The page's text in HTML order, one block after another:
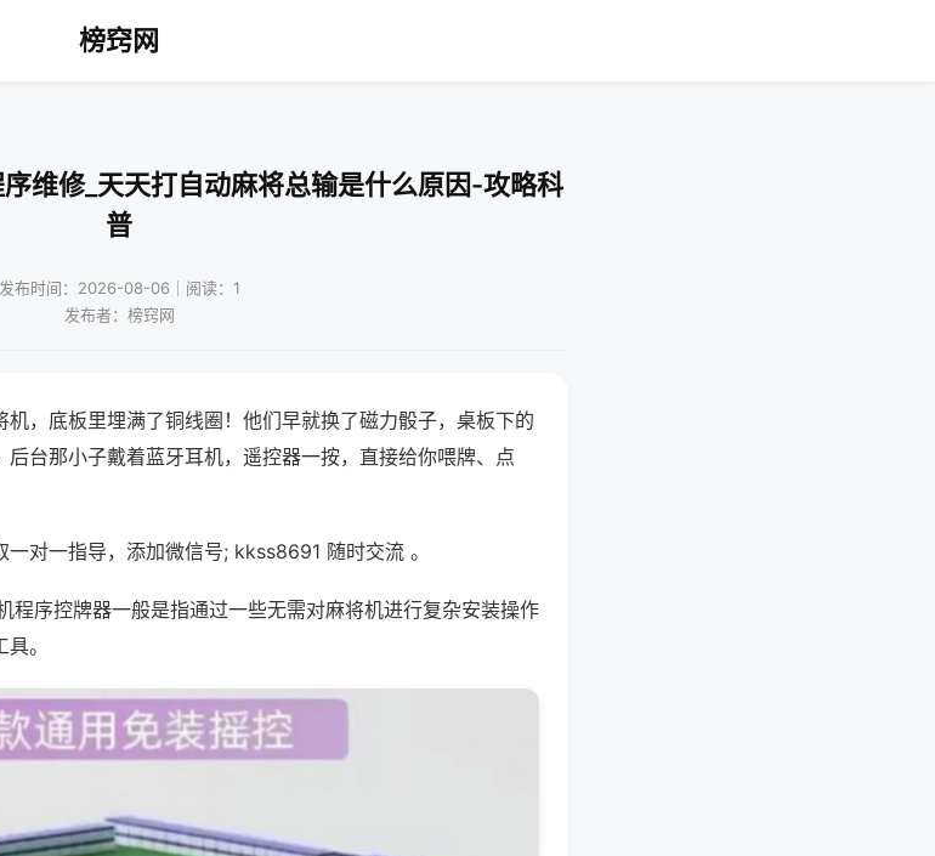
榜窍网
维修_天天打自动麻将总输是什么原因-攻略科
普
发布时间：2026-08-06｜阅读：1
发布者：榜窍网
，底板里埋满了铜线圈！他们早就换了磁力骰子，桌板下的
台那小子戴着蓝牙耳机，遥控器一按，直接给你喂牌、点
对一指导，添加微信号; kkss8691 随时交流 。
程序控牌器一般是指通过一些无需对麻将机进行复杂安装操作
。